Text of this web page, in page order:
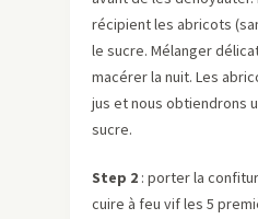
récipient les abricots
le sucre. Mélanger
macérer la nuit. Les
jus et nous obtiendrons
sucre.
Step 2 : porter la
cuire à feu vif les 5